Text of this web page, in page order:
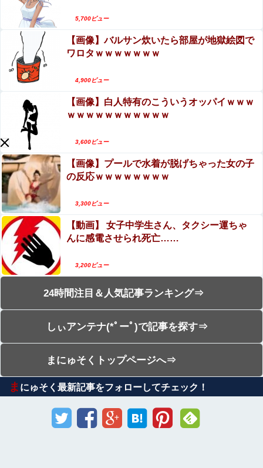
5,700ビュー
【画像】バルサン炊いたら部屋が地獄絵図で
ワロタｗｗｗｗｗｗｗ
4,900ビュー
【画像】白人特有のこういうオッパイｗｗｗ
ｗｗｗｗｗｗｗｗｗｗｗ
3,600ビュー
【画像】プールで水着が脱げちゃった女の子
の反応ｗｗｗｗｗｗｗｗ
3,300ビュー
【動画】 女子中学生さん、タクシー運ちゃ
んに感電させられ死亡……
3,200ビュー
24時間注目＆人気記事ランキング⇒
しぃアンテナ(*ﾟーﾟ)で記事を探す⇒
まにゅそくトップページへ⇒
ま にゅそく最新記事をフォローしてチェック！